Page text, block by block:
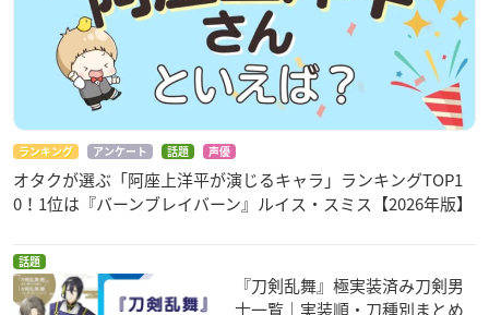
ランキング アンケート 話題 声優
オタクが選ぶ「阿座上洋平が演じるキャラ」ランキングTOP1
0！1位は『バーンブレイバーン』ルイス・スミス【2026年版】
話題
『刀剣乱舞』極実装済み刀剣男
士一覧｜実装順・刀種別まとめ